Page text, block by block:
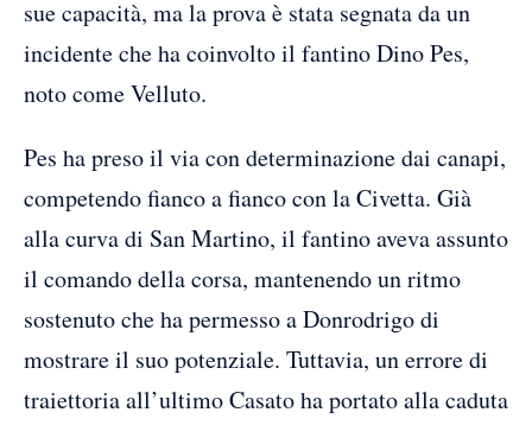
sue capacità, ma la prova è stata segnata da un
incidente che ha coinvolto il fantino Dino Pes,
noto come Velluto.
Pes ha preso il via con determinazione dai canapi,
competendo fianco a fianco con la Civetta. Già
alla curva di San Martino, il fantino aveva assunto
il comando della corsa, mantenendo un ritmo
sostenuto che ha permesso a Donrodrigo di
mostrare il suo potenziale. Tuttavia, un errore di
traiettoria all’ultimo Casato ha portato alla caduta